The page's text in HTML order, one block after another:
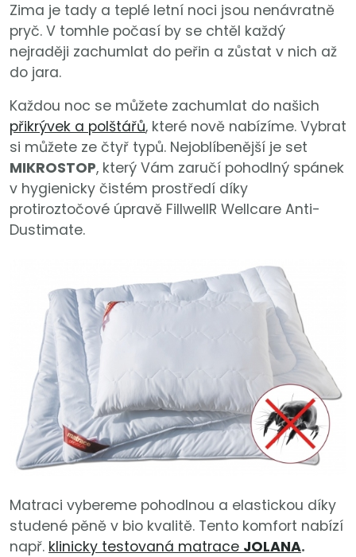
Zima je tady a teplé letní noci jsou nenávratně
pryč. V tomhle počasí by se chtěl každý
nejraději zachumlat do peřin a zůstat v nich až
do jara.
Každou noc se můžete zachumlat do našich
přikrývek a polštářů, které nově nabízíme. Vybrat
si můžete ze čtyř typů. Nejoblíbenější je set
MIKROSTOP, který Vám zaručí pohodlný spánek
v hygienicky čistém prostředí díky
protiroztočové úpravě FillwellR Wellcare Anti-
Dustimate.
Matraci vybereme pohodlnou a elastickou díky
studené pěně v bio kvalitě. Tento komfort nabízí
např. klinicky testovaná matrace JOLANA.